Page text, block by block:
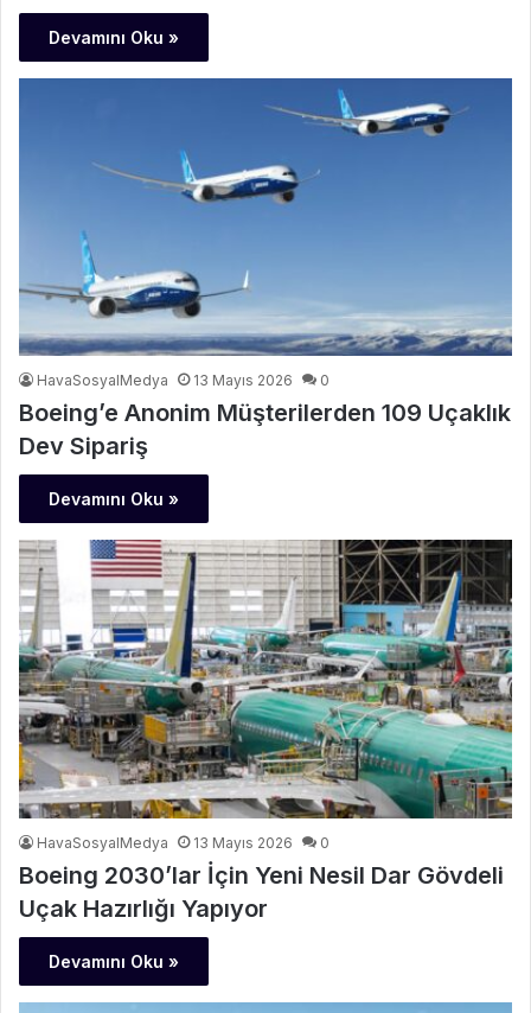
Devamını Oku »
HavaSosyalMedya 13 Mayıs 2026 0
Boeing’e Anonim Müşterilerden 109 Uçaklık
Dev Sipariş
Devamını Oku »
HavaSosyalMedya 13 Mayıs 2026 0
Boeing 2030’lar İçin Yeni Nesil Dar Gövdeli
Uçak Hazırlığı Yapıyor
Devamını Oku »